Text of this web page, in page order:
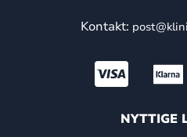
Kontakt:
NYTTIGE